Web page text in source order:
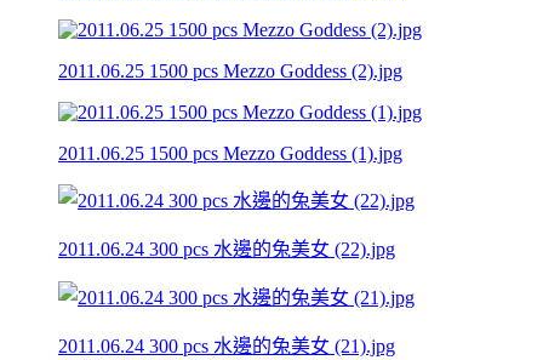
2011.06.25 1500 pcs Mezzo Goddess (2).jpg
2011.06.25 1500 pcs Mezzo Goddess (1).jpg
2011.06.24 300 pcs 水邊的兔美女 (22).jpg
2011.06.24 300 pcs 水邊的兔美女 (21).jpg